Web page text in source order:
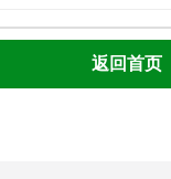
返回首页